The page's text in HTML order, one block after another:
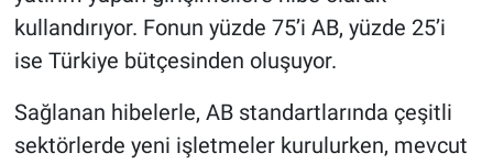
kullandırıyor. Fonun yüzde 75’i AB, yüzde 25’i
ise Türkiye bütçesinden oluşuyor.
Sağlanan hibelerle, AB standartlarında çeşitli
sektörlerde yeni işletmeler kurulurken, mevcut